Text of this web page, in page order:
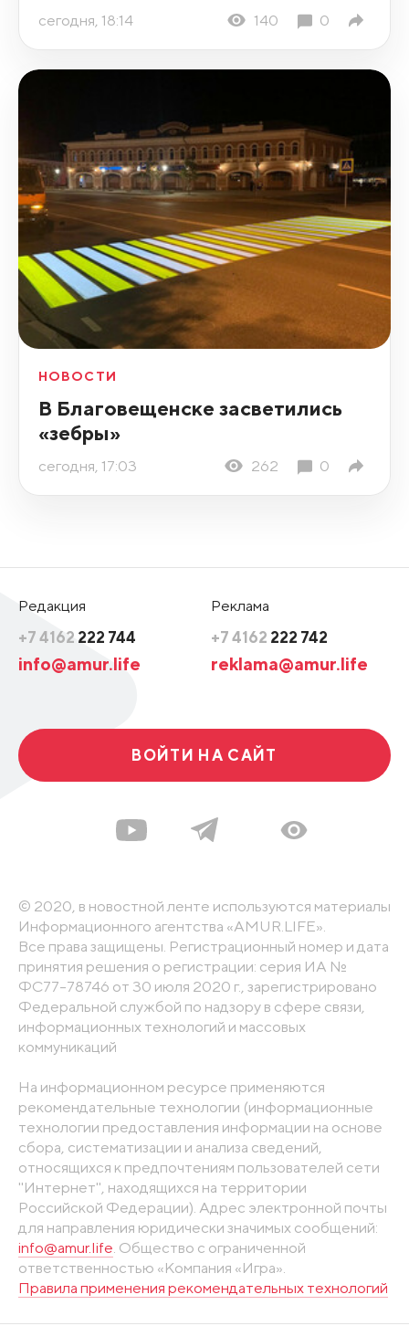
сегодня, 18:14 140 0
НОВОСТИ
В Благовещенске засветились
«зебры»
сегодня, 17:03 262 0
Редакция
+7 4162 222 744
info@amur.life
Реклама
+7 4162 222 742
reklama@amur.life
ВОЙТИ НА САЙТ
© 2020, в новостной ленте используются материалы
Информационного агентства «AMUR.LIFE».
Все права защищены. Регистрационный номер и дата
принятия решения о регистрации: серия ИА №
ФС77-78746 от 30 июля 2020 г., зарегистрировано
Федеральной службой по надзору в сфере связи,
информационных технологий и массовых
коммуникаций
На информационном ресурсе применяются
рекомендательные технологии (информационные
технологии предоставления информации на основе
сбора, систематизации и анализа сведений,
относящихся к предпочтениям пользователей сети
"Интернет", находящихся на территории
Российской Федерации). Адрес электронной почты
для направления юридически значимых сообщений:
info@amur.life . Общество с ограниченной
ответственностью «Компания «Игра».
Правила применения рекомендательных технологий